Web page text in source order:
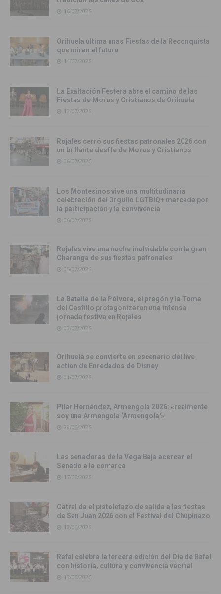
16/07/2026
Orihuela ultima unas Fiestas de la Reconquista
que miran al futuro
14/07/2026
La Exaltación Festera abre el camino de las
Fiestas de Moros y Cristianos de Orihuela
12/07/2026
Rojales cerró sus fiestas patronales 2026 con
un brillante desfile de Moros y Cristianos
06/07/2026
Los Montesinos vive una multitudinaria
celebración del Orgullo LGTBIQ+ marcada por
la participación y la convivencia
06/07/2026
Rojales vive una noche inolvidable con la gran
Charanga de sus fiestas patronales
05/07/2026
La Batalla de la Pólvora, el pregón y la Toma
del Castillo protagonizaron una intensa
jornada festiva en Rojales
03/07/2026
Orihuela se convierte en escenario del live
action de Enredados de Disney
01/07/2026
Pilar Hernández, Armengola 2026: «realmente
soy una Armengola ‘Armengola'»
29/06/2026
Las senadoras de la Vega Baja acercan el
Senado a la comarca
17/06/2026
Catral da el pistoletazo de salida a las fiestas
de San Juan 2026 con el Festival del Chupinazo
13/06/2026
Rafal celebra la tercera edición del Día de Rafal
con historia, cultura y convivencia vecinal
13/06/2026